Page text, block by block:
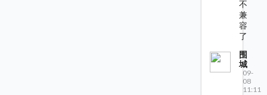
不
兼
容
了
围
城
09-
08
11:11